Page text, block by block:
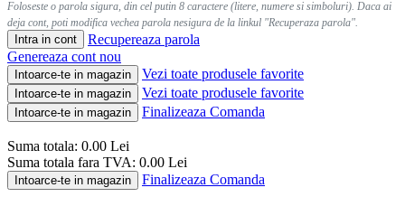
Foloseste o parola sigura, din cel putin 8 caractere (litere, numere si simboluri). Daca ai
deja cont, poti modifica vechea parola nesigura de la linkul "Recuperaza parola".
Intra in cont
Recupereaza parola
Genereaza cont nou
Intoarce-te in magazin Vezi toate produsele favorite
Intoarce-te in magazin Vezi toate produsele favorite
Intoarce-te in magazin Finalizeaza Comanda
Suma totala: 0.00 Lei
Suma totala fara TVA: 0.00 Lei
Intoarce-te in magazin Finalizeaza Comanda